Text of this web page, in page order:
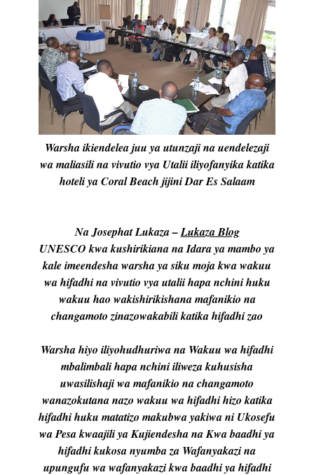
Warsha ikiendelea juu ya utunzaji na uendelezaji
wa maliasili na vivutio vya Utalii iliyofanyika katika
hoteli ya Coral Beach jijini Dar Es Salaam
Na Josephat Lukaza –Lukaza Blog
UNESCO kwa kushirikiana na Idara ya mambo ya
kale imeendesha warsha ya siku moja kwa wakuu
wa hifadhi na vivutio vya utalii hapa nchini huku
wakuu hao wakishirikishana mafanikio na
changamoto zinazowakabili katika hifadhi zao
Warsha hiyo iliyohudhuriwa na Wakuu wa hifadhi
mbalimbali hapa nchini iliweza kuhusisha
uwasilishaji wa mafanikio na changamoto
wanazokutana nazo wakuu wa hifadhi hizo katika
hifadhi huku matatizo makubwa yakiwa ni Ukosefu
wa Pesa kwaajili ya Kujiendesha na Kwa baadhi ya
hifadhi kukosa nyumba za Wafanyakazi na
upungufu wa wafanyakazi kwa baadhi ya hifadhi